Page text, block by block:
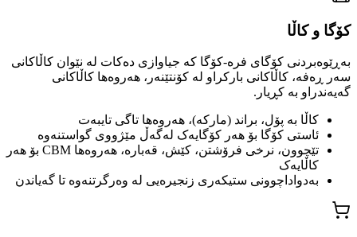
کۆگا و کاڵا
بەڕێوەبردنی کۆگای فرە-کۆگا کە جیاوازی دەکات لە نێوان کاڵاکانی
سەر ڕەفە، کاڵاکانی بارکراو لە کۆنتێنەر، هەروەها کاڵاکانی
گەیەندراو بە کڕیار.
کاڵا بە پۆل، براند (مارکە)، هەروەها تاگی تایبەت
ئاستی کۆگا بۆ هەر کۆگایەک لەگەڵ مێژووی گواستنەوە
تێچوون، نرخی فرۆشتن، کێش، قەبارە، هەروەها CBM بۆ هەر
کاڵایەک
بەدواداچوونی ستیکەری زنجیرەیی لە وەرگرتنەوە تا گەیاندن